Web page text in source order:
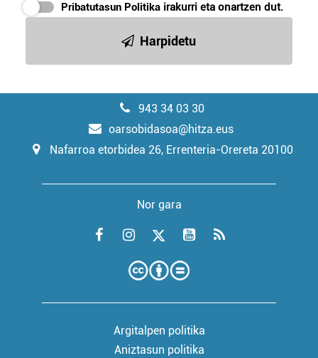
Pribatutasun Politika irakurri eta onartzen dut.
Harpidetu
943 34 03 30
oarsobidasoa@hitza.eus
Nafarroa etorbidea 26, Errenteria-Orereta 20100
Nor gara
Argitalpen politika
Aniztasun politika